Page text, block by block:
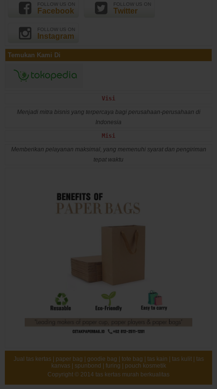
FOLLOW US ON
Facebook
FOLLOW US ON
Twitter
FOLLOW US ON
Instagram
Temukan Kami Di
Visi
Menjadi mitra bisnis yang terpercaya bagi perusahaan-perusahaan di
Indonesia
Misi
Memberikan pelayanan maksimal, yang memenuhi syarat dan pengiriman
tepat waktu
Jual tas kertas | paper bag | goodie bag | tote bag | tas kain | tas kulit | tas
kanvas | spunbond | furing | pouch kosmetik
Copyright © 2014 tas kertas murah berkualitas